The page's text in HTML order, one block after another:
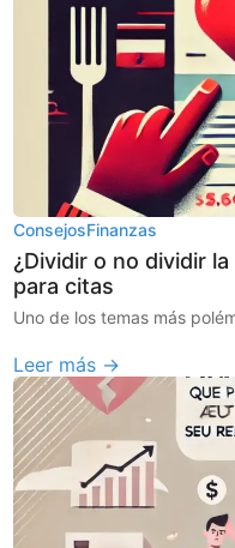
ConsejosFinanzas
¿Dividir o no dividir
para citas
Uno de los temas más
Leer más →